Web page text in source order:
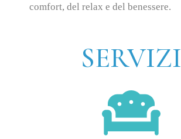
comfort, del relax e del benessere.
SERVIZI